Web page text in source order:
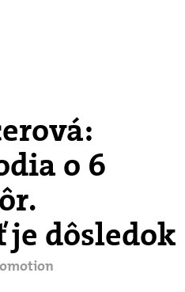
o 6
je dôsledok